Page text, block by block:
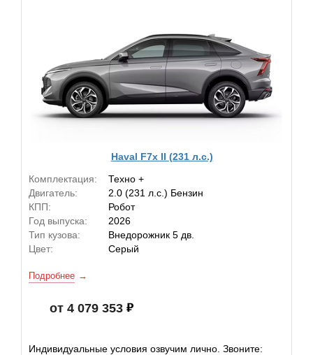
Haval F7x II (231 л.с.)
Комплектация:
Техно +
Двигатель:
2.0 (231 л.с.) Бензин
КПП:
Робот
Год выпуска:
2026
Тип кузова:
Внедорожник 5 дв.
Цвет:
Серый
Подробнее
от 4 079 353
Индивидуальные условия озвучим лично. Звоните: